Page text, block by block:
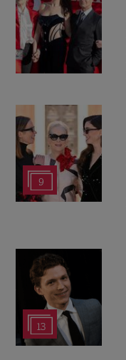
9
13